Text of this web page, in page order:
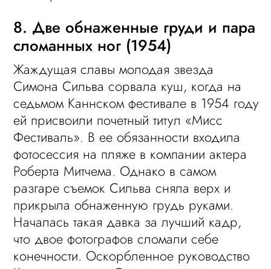
8. Две обнаженные груди и пара
сломанных ног (1954)
Жаждущая славы молодая звезда
Симона Сильва сорвала куш, когда на
седьмом Каннском фестивале в 1954 году
ей присвоили почетный титул «Мисс
Фестиваль». В ее обязанности входила
фотосессия на пляже в компании актера
Роберта Митчема. Однако в самом
разгаре съемок Сильва сняла верх и
прикрыла обнаженную грудь руками.
Началась такая давка за лучший кадр,
что двое фотографов сломали себе
конечности. Оскорбленное руководство